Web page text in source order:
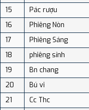
15
Pác rượu
16
Phiêng Nòn
17
Phiêng Sáng
18
phiêng sỉnh
19
Bn chang
20
Bú vi
21
Cc Thc